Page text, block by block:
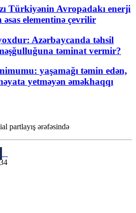
Türkiyənin Avropadakı enerji
əsas elementinə çevrilir
Azərbaycanda təhsil
təminat vermir?
yaşamağı təmin edən,
yetməyən əməkhaqqı
partlayış ərəfəsində